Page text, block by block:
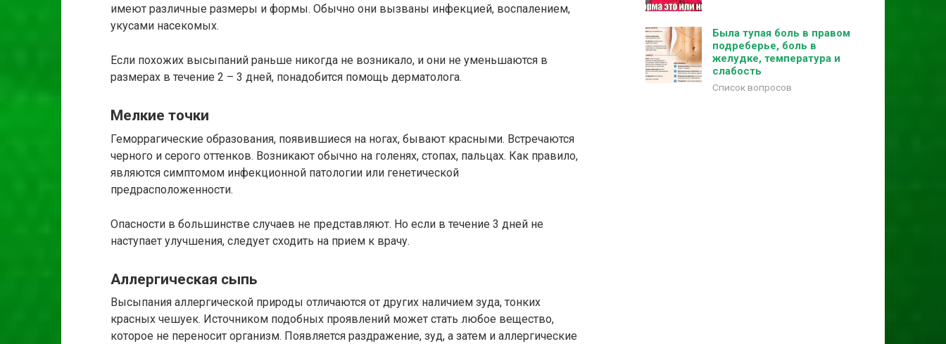
имеют различные размеры и формы. Обычно они вызваны инфекцией, воспалением,
укусами насекомых.
Если похожих высыпаний раньше никогда не возникало, и они не уменьшаются в
размерах в течение 2 – 3 дней, понадобится помощь дерматолога.
Мелкие точки
Геморрагические образования, появившиеся на ногах, бывают красными. Встречаются
черного и серого оттенков. Возникают обычно на голенях, стопах, пальцах. Как правило,
являются симптомом инфекционной патологии или генетической
предрасположенности.
Опасности в большинстве случаев не представляют. Но если в течение 3 дней не
наступает улучшения, следует сходить на прием к врачу.
Аллергическая сыпь
Высыпания аллергической природы отличаются от других наличием зуда, тонких
красных чешуек. Источником подобных проявлений может стать любое вещество,
которое не переносит организм. Появляется раздражение, зуд, а затем и аллергические
Была тупая боль в правом
подреберье, боль в
желудке, температура и
слабость
Список вопросов